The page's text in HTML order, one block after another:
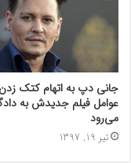
جانی دپ به اتهام کتک
عوامل فیلم جدیدش به
می‌رود
تیر 19, 1397